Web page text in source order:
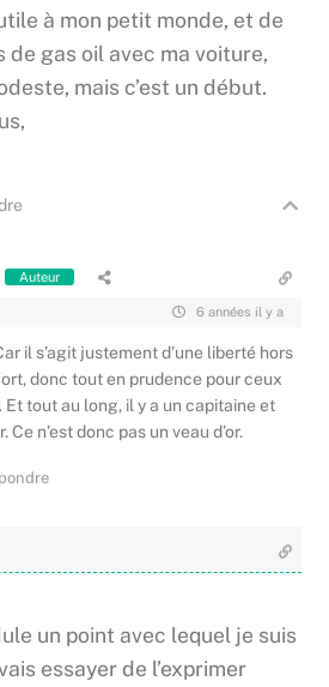
à mon petit monde, et de
de gas oil avec ma voiture,
mais c’est un début.
Auteur
6 années il y a
il s’agit justement d’une liberté hors
donc tout en prudence pour ceux
tout au long, il y a un capitaine et
n’est donc pas un veau d’or.
un point avec lequel je suis
essayer de l’exprimer